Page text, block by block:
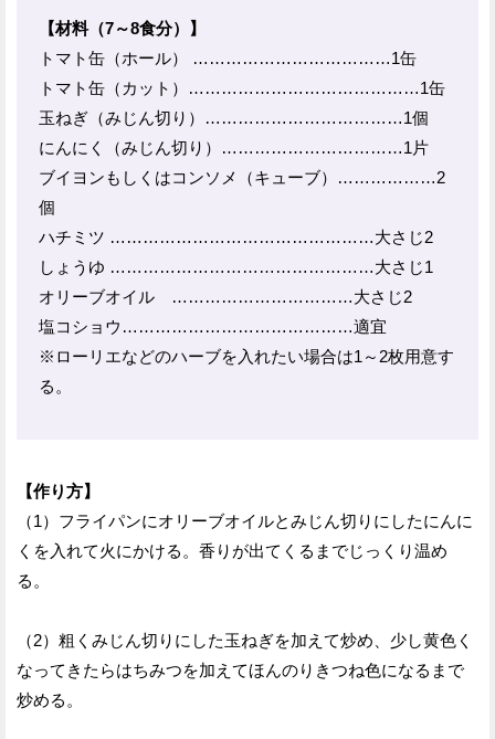
【材料（7～8食分）】
トマト缶（ホール） ………………………………1缶
トマト缶（カット）……………………………………1缶
玉ねぎ（みじん切り）………………………………1個
にんにく（みじん切り）……………………………1片
ブイヨンもしくはコンソメ（キューブ）………………2
個
ハチミツ …………………………………………大さじ2
しょうゆ …………………………………………大さじ1
オリーブオイル ……………………………大さじ2
塩コショウ……………………………………適宜
※ローリエなどのハーブを入れたい場合は1～2枚用意す
る。
【作り方】
（1）フライパンにオリーブオイルとみじん切りにしたにんに
くを入れて火にかける。香りが出てくるまでじっくり温め
る。
（2）粗くみじん切りにした玉ねぎを加えて炒め、少し黄色く
なってきたらはちみつを加えてほんのりきつね色になるまで
炒める。